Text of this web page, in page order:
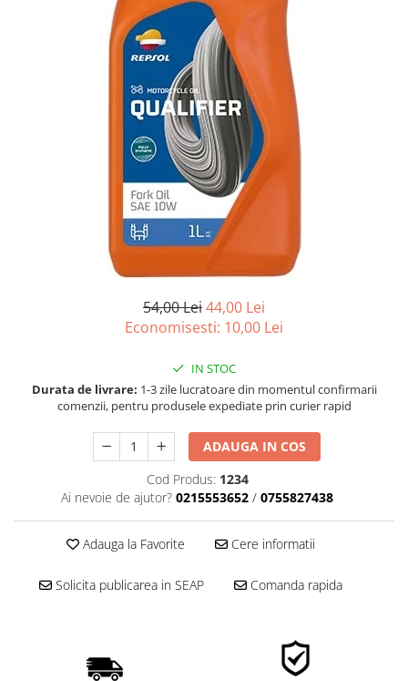
Accesorii spalare si uscare
Intretinere motor
Spalare si detailing rapid
Decontaminare vopsea
Intretinere barci
Recipiente si pulverizatoare
■ Filtre ulei
■ Filtre combustibil
■ Filtre uscator
■ Filtre epurator
54,00 Lei44,00 Lei
Economisesti: 10,00 Lei
IN STOC
Durata de livrare: 1-3 zile lucratoare din momentul confirmarii
comenzii, pentru produsele expediate prin curier rapid
ADAUGA IN COS
Cod Produs: 1234
Ai nevoie de ajutor? 0215553652 / 0755827438
Adauga la Favorite Cere informatii
Solicita publicarea in SEAP Comanda rapida